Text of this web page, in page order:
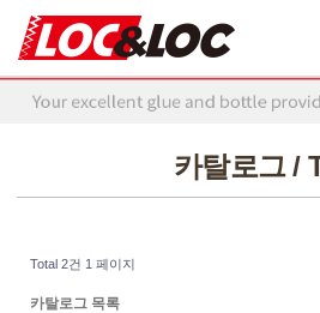
카탈로그 /
Total 2건 1 페이지
카탈로그 목록